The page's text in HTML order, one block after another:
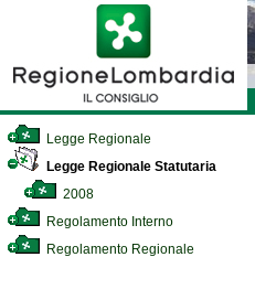
Legge Regionale
Legge Regionale Statutaria
2008
Regolamento Interno
Regolamento Regionale